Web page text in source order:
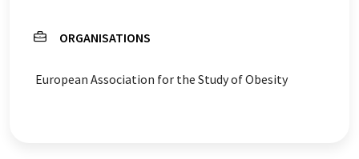
ORGANISATIONS
European Association for the Study of Obesity